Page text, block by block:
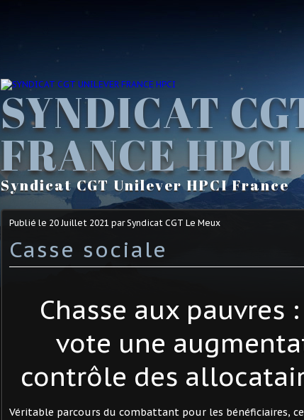
SYNDICAT
FRANCE HPCI
Syndicat CGT Unilever HPCI France
Publié le 20 Juillet 2021 par Syndicat CGT Le Meux
Casse sociale
Chasse aux pauvres
vote une
contrôle des
Véritable parcours du combattant pour les bénéficiaires,